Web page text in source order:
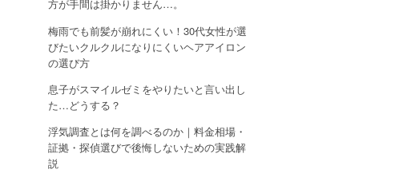
方が手間は掛かりません…。
梅雨でも前髪が崩れにくい！30代女性が選
びたいクルクルになりにくいヘアアイロン
の選び方
息子がスマイルゼミをやりたいと言い出し
た…どうする？
浮気調査とは何を調べるのか｜料金相場・
証拠・探偵選びで後悔しないための実践解
説